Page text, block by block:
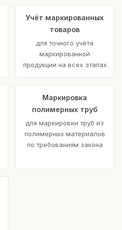
Учёт маркированных
товаров
для точного учёта
маркированной
продукции на всех этапах
Маркировка
полимерных труб
для маркировки труб из
полимерных материалов
по требованиям закона